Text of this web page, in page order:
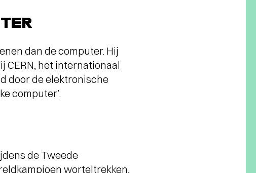
dan de computer. Hij
het internationaal
door de elektronische
computer’.
de Tweede
worteltrekken,